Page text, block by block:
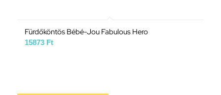
Fürdőköntös Bébé-Jou Fabulous Hero
15873 Ft